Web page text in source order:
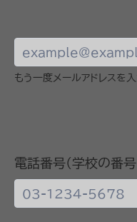
もう一度メールアドレスを
電話番号(学校の番